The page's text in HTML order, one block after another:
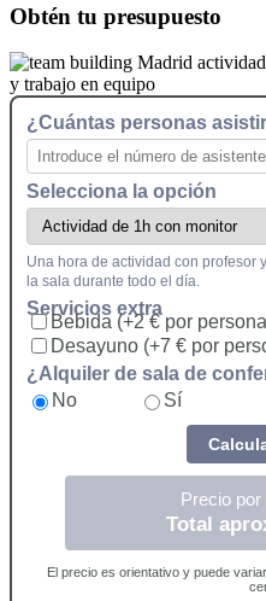
Obtén tu presupuesto
¿Cuántas personas
Selecciona la opción
Una hora de actividad con profesor
la sala durante todo el día.
Servicios extra
Bebida (+2 € por
Desayuno (+7 € por
¿Alquiler de sala de
No
Sí
Precio por
Total
El precio es orientativo y puede